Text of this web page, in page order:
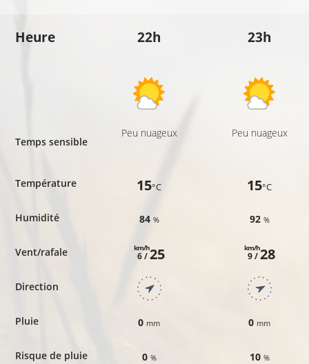
Heure
Temps sensible
Température
Humidité
Vent/rafale
Direction
Pluie
Risque de pluie
22h
Peu nuageux
15°C
84 %
6 /
km/h25
0 mm
0 %
23h
Peu nuageux
15°C
92 %
9 /
km/h28
0 mm
10 %